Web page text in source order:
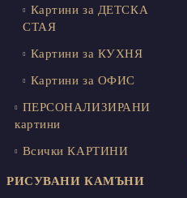
Картини за ДЕТСКА
СТАЯ
Картини за КУХНЯ
Картини за ОФИС
ПЕРСОНАЛИЗИРАНИ
картини
Всички КАРТИНИ
РИСУВАНИ КАМЪНИ